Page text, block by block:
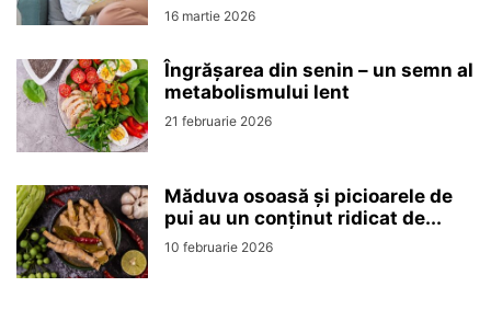
16 martie 2026
Îngrășarea din senin – un semn al
metabolismului lent
21 februarie 2026
Măduva osoasă și picioarele de
pui au un conținut ridicat de...
10 februarie 2026